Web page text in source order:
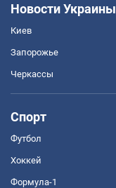
Новости Украины
Киев
Запорожье
Черкассы
Спорт
Футбол
Хоккей
Формула-1